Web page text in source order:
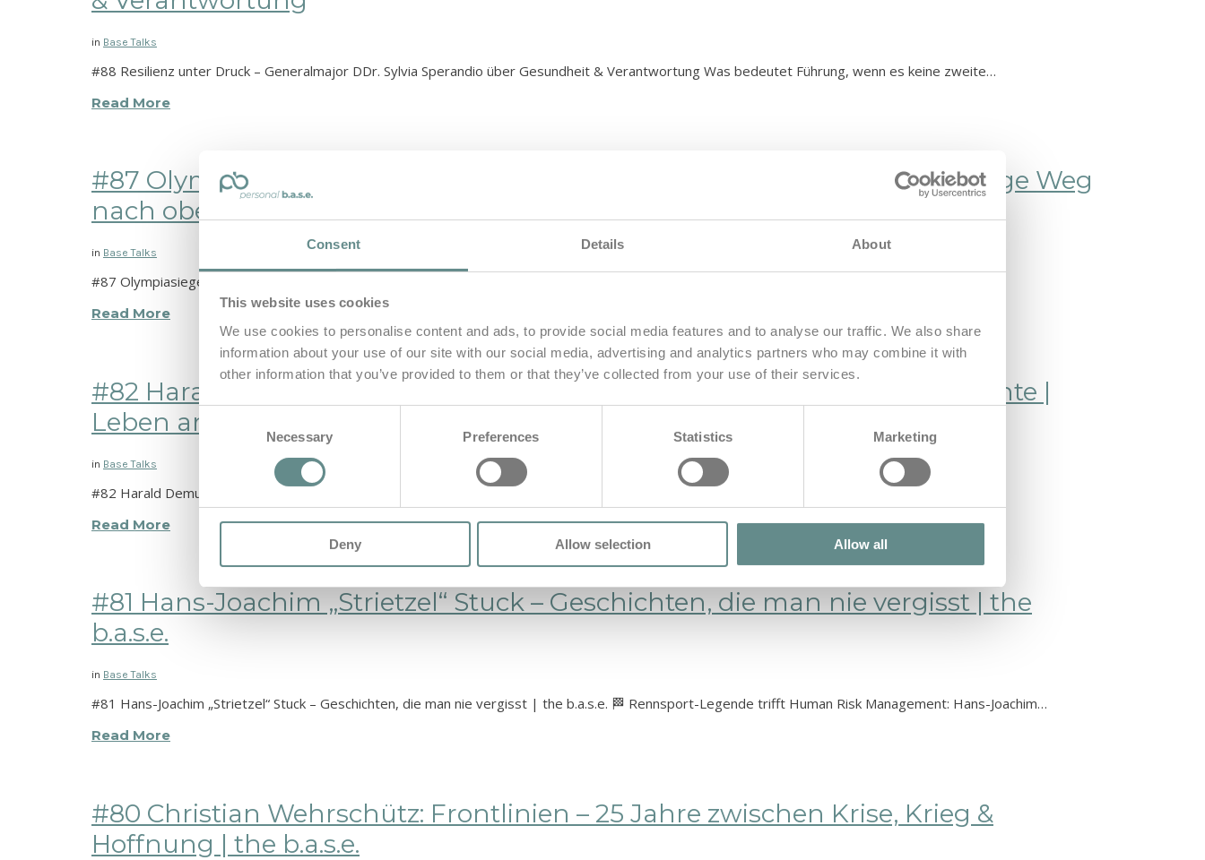
Consent Details About
This website uses cookies
We use cookies to personalise content and ads, to provide social media features and to analyse our traffic. We also share
information about your use of our site with our social media, advertising and analytics partners who may combine it with
other information that you’ve provided to them or that they’ve collected from your use of their services.
Consent
Selection
Necessary Preferences Statistics Marketing
Deny Allow selection Allow all
in Base Talks
#88 Resilienz unter Druck – Generalmajor DDr. Sylvia Sperandio über Gesundheit & Verantwortung Was bedeutet Führung, wenn es keine zweite…
Read More
#87 Olympiasieger Lukas Mähr: Gold im Sturm, mentale Stärke & der lange Weg
nach oben | the b.a.s.e.
in Base Talks
#87 Olympiasieger Lukas Mähr: Gold im Sturm, mentale Stärke & der lange Weg nach oben | the b.a.s.e. 🌊 Was…
Read More
#82 Harald Demuth – Der Mann, der den Audi Quattro zur Legende machte |
Leben am Limit | the b.a.s.e
in Base Talks
#82 Harald Demuth – Der Mann, der den Audi Quattro zur Legende machte | Leben am Limit | the b.a.s.e…
Read More
#81 Hans-Joachim „Strietzel“ Stuck – Geschichten, die man nie vergisst | the
b.a.s.e.
in Base Talks
#81 Hans-Joachim „Strietzel“ Stuck – Geschichten, die man nie vergisst | the b.a.s.e. 🏁 Rennsport-Legende trifft Human Risk Management: Hans-Joachim…
Read More
#80 Christian Wehrschütz: Frontlinien – 25 Jahre zwischen Krise, Krieg &
Hoffnung | the b.a.s.e.